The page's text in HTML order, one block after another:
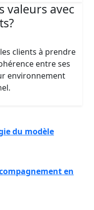
valeurs avec
clients à prendre
entre ses
environnement
du modèle
en